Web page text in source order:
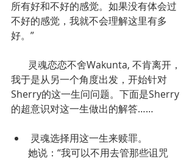
所有好和不好的感觉。如果没有体会过
不好的感觉，我就不会理解这里有多
好。”
灵魂恋恋不舍Wakunta, 不肯离开，
我于是从另一个角度出发，开始针对
Sherry的这一生问问题。下面是Sherry
的超意识对这一生做出的解答……
灵魂选择用这一生来赎罪。
她说：“我可以不用去管那些诅咒